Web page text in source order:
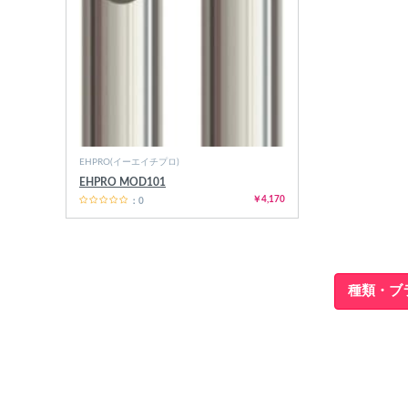
EHPRO(イーエイチプロ)
EHPRO MOD101
：0 ￥4,170
種類・ブ